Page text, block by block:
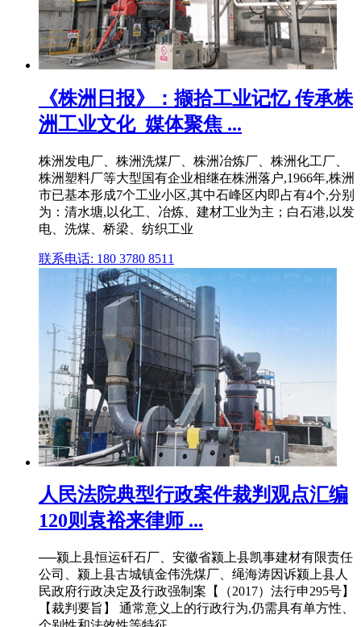
《株洲日报》：撷拾工业记忆 传承株
洲工业文化_媒体聚焦 ...
株洲发电厂、株洲洗煤厂、株洲冶炼厂、株洲化工厂、
株洲塑料厂等大型国有企业相继在株洲落户,1966年,株洲
市已基本形成7个工业小区,其中石峰区内即占有4个,分别
为：清水塘,以化工、冶炼、建材工业为主；白石港,以发
电、洗煤、桥梁、纺织工业
联系电话: 180 3780 8511
人民法院典型行政案件裁判观点汇编
120则袁裕来律师 ...
──颍上县恒运矸石厂、安徽省颍上县凯事建材有限责任
公司、颍上县古城镇金伟洗煤厂、绳海涛因诉颍上县人
民政府行政决定及行政强制案【（2017）法行申295号】
【裁判要旨】 通常意义上的行政行为,仍需具有单方性、